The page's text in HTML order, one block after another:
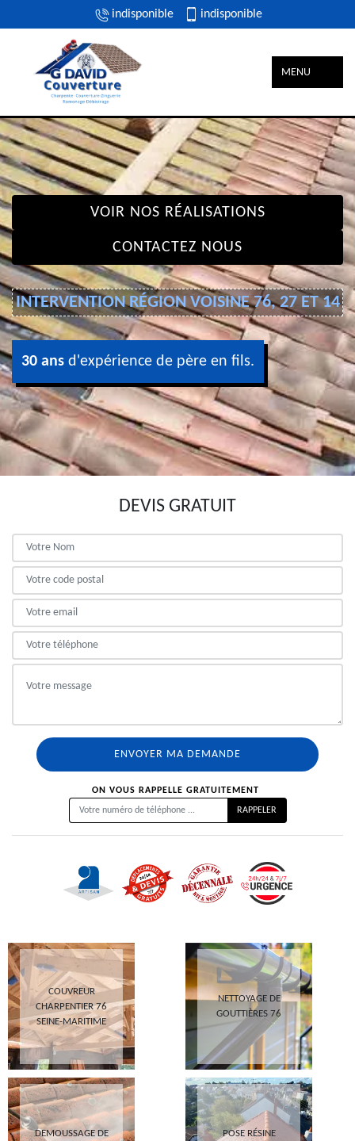
indisponible indisponible
MENU
VOIR NOS RÉALISATIONS
CONTACTEZ NOUS
INTERVENTION RÉGION VOISINE 76, 27 ET 14
30 ans d'expérience de père en fils.
DEVIS GRATUIT
ON VOUS RAPPELLE GRATUITEMENT
COUVREUR
CHARPENTIER 76
SEINE-MARITIME
NETTOYAGE DE
GOUTTIÈRES 76
DEMOUSSAGE DE
POSE RÉSINE